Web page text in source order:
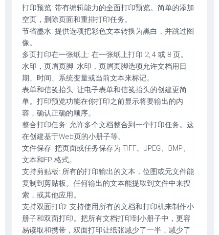
打印预览: 带有编辑能力的全面打印预览。简单的添加
空页，删除页面和重排打印任务。
节省墨水: 提供选项把彩色文本转换为黑白，并跳过图
像。
多页打印在一张纸上: 在一张纸上打印 2, 4 或 8 页。
水印，页眉页脚: 水印，页眉页脚选项允许文档用日
期、时间、系统变量或当前文本来标记。
表单和信笺抬头: 让电子表单和信笺抬头的创建更简
单。打印预览功能在你打印之前显示将要输出的内
容，确认正确的顺序。
整合打印任务: 允许多个文档整合到一个打印任务。这
在创建基于Web页的小册子等。
文件保存: 把页面或任务保存为 TIFF、JPEG、BMP、
文本和FP 格式。
支持剪贴板: 所有的打印输出的文本，位图或元文件能
复制到剪贴板。任何输出的文本能提取到文件中来搜
索，或其他应用。
支持双面打印: 支持使用所有的文档和打印机来制作小
册子和双面打印。把所有文档打印到小册子中，更容
易读取和携带，双面打印让纸张减少了一半，减少了